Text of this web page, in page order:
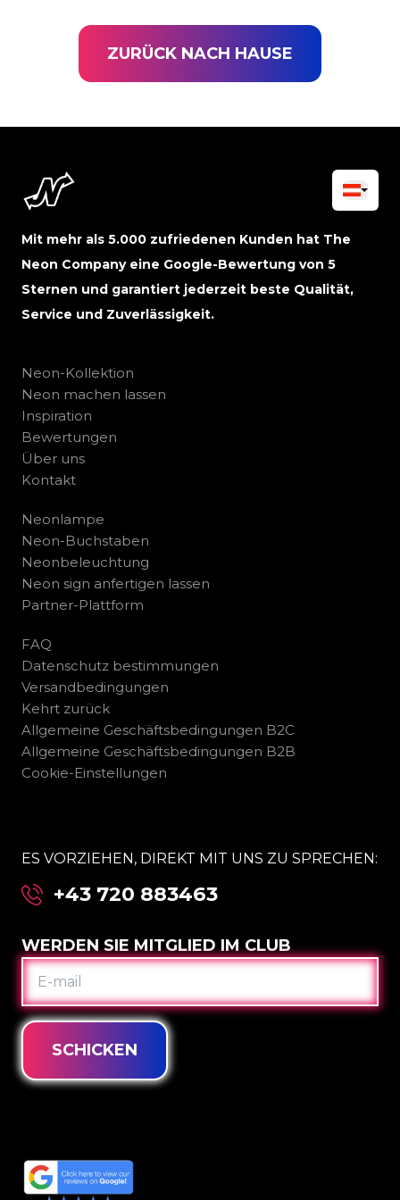
ZURÜCK NACH HAUSE
Mit mehr als 5.000 zufriedenen Kunden hat The
Neon Company eine Google-Bewertung von 5
Sternen und garantiert jederzeit beste Qualität,
Service und Zuverlässigkeit.
Neon-Kollektion
Neon machen lassen
Inspiration
Bewertungen
Über uns
Kontakt
Neonlampe
Neon-Buchstaben
Neonbeleuchtung
Neon sign anfertigen lassen
Partner-Plattform
FAQ
Datenschutz bestimmungen
Versandbedingungen
Kehrt zurück
Allgemeine Geschäftsbedingungen B2C
Allgemeine Geschäftsbedingungen B2B
Cookie-Einstellungen
ES VORZIEHEN, DIREKT MIT UNS ZU SPRECHEN:
+43 720 883463
WERDEN SIE MITGLIED IM CLUB
E-
MAIL
SCHICKEN